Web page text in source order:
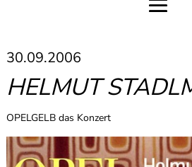
30.09.2006
HELMUT
OPELGELB das Konzert